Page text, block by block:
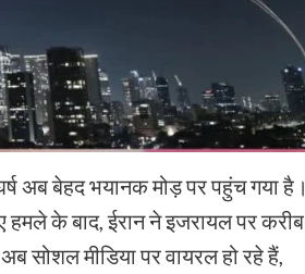
अब बेहद भयानक मोड़ पर पहुंच गया है।
हमले के बाद, ईरान ने इजरायल पर करीब
सोशल मीडिया पर वायरल हो रहे हैं,